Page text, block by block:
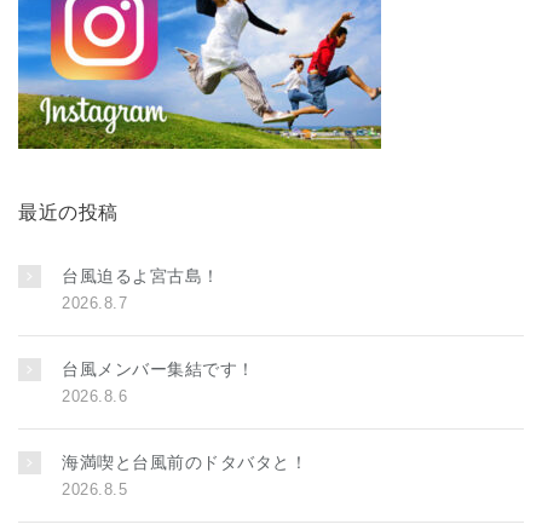
最近の投稿
台風迫るよ宮古島！
2026.8.7
台風メンバー集結です！
2026.8.6
海満喫と台風前のドタバタと！
2026.8.5